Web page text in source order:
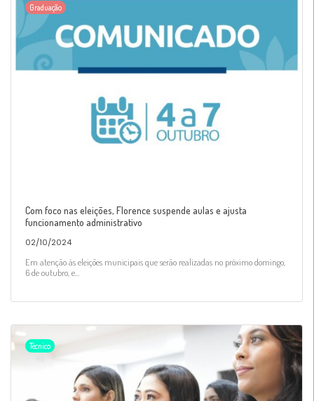
Graduação
Com foco nas eleições, Florence suspende aulas e ajusta
funcionamento administrativo
02/10/2024
Em atenção às eleições municipais que serão realizadas no próximo domingo,
6 de outubro, e...
Técnico